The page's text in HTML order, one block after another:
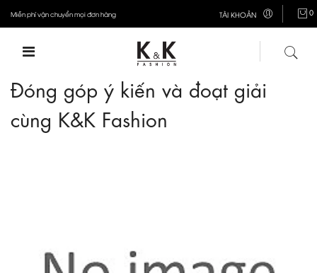
Miễn phí vận chuyển mọi đơn hàng TÀI KHOẢN 0
Đóng góp ý kiến và đoạt giải
cùng K&K Fashion